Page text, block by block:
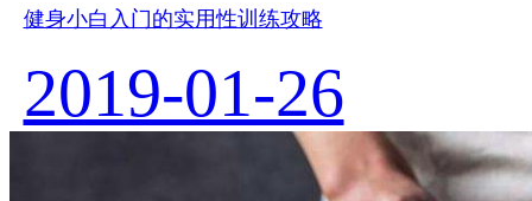
健身小白入门的实用性训练攻略
2019-01-26